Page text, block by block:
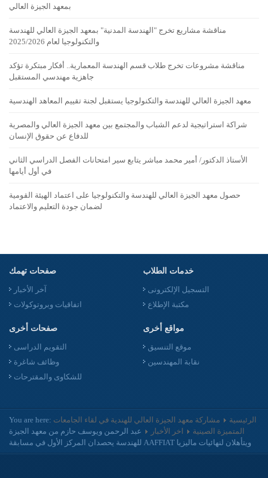
بمعهد الجيزة العالي
مناقشة مشاريع تخرج "الهندسة المدنية" بمعهد الجيزة العالي للهندسة
والتكنولوجيا لعام 2025/2026
مناقشة مشروعات تخرج طلاب قسم الهندسة المعمارية.. أفكار مبتكرة تؤكد
جاهزية مهندسي المستقبل
معهد الجيزة العالي للهندسة والتكنولوجيا يستقبل لجنة تقييم المعاهد الهندسية
شراكة استراتيجية لدعم الشباب والمجتمع بين معهد الجيزة العالي والمصرية
للدفاع عن حقوق الإنسان
الأستاذ الدكتور/ أمير محمد مباشر يتابع سير امتحانات الفصل الدراسي الثاني
في أول أيامها
حصول معهد الجيزة العالي للهندسة والتكنولوجيا على اعتماد الهيئة القومية
لضمان جودة التعليم والاعتماد
صفحات تهمك
آخر الأخبار
اتفاقيات وبروتوكولات
خدمات الطلاب
التسجيل الإلكترونى
مكتبة الإطلاع
صفحات أخرى
التقويم الدراسى
وظائف شاغرة
للشكاوى والمقترحات
مواقع أخرى
موقع التنسيق
نقابة المهندسين
You are here: الرئيسية
مشاركة معهد الجيزة العالي للهندية في لقاء الجامعات
المتميزة الصينية
اخر الأخبار
عبد الرحمن ويوسف حازم من معهد الجيزة
للهندسة يحصدان المركز الأول في مسابقة AAFFIAT ويتأهلان لنهائيات ماليزيا